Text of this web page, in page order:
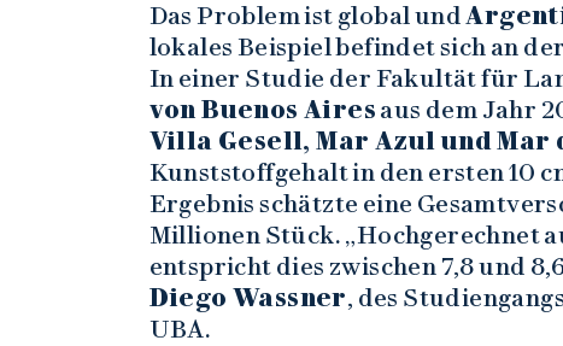
Das Problem ist global und
lokales Beispiel befindet sich an
In einer Studie der Fakultät für
von Buenos Aires aus dem Jahr
Villa Gesell, Mar Azul und Mar
Kunststoffgehalt in den ersten 10
Ergebnis schätzte eine
Millionen Stück. „Hochgerechnet
entspricht dies zwischen 7,8 und
Diego Wassner, des
UBA.